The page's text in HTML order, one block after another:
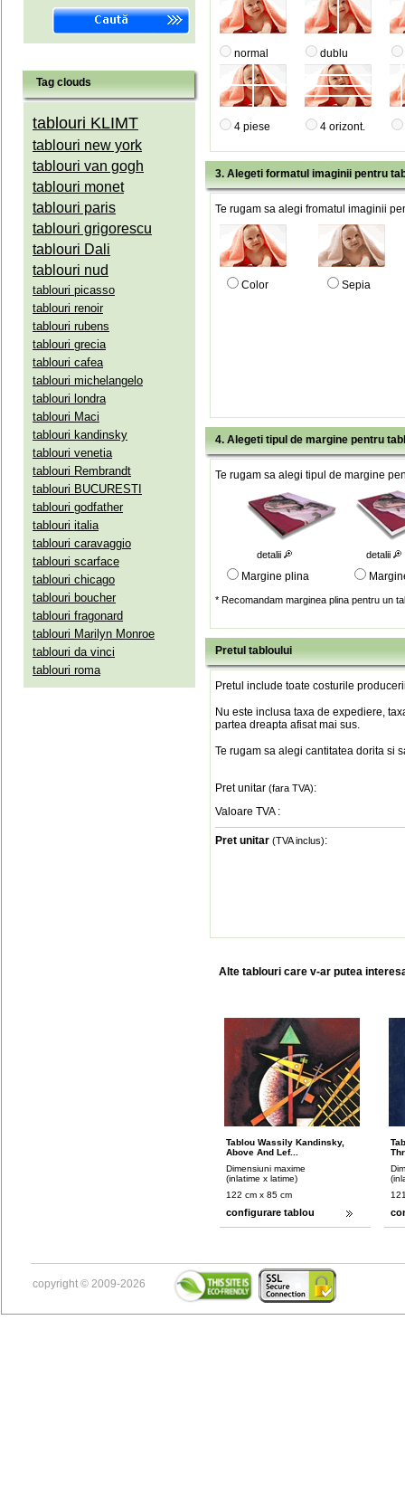
Tag clouds
tablouri KLIMT
tablouri new york
tablouri van gogh
tablouri monet
tablouri paris
tablouri grigorescu
tablouri Dali
tablouri nud
tablouri picasso
tablouri renoir
tablouri rubens
tablouri grecia
tablouri cafea
tablouri michelangelo
tablouri londra
tablouri Maci
tablouri kandinsky
tablouri venetia
tablouri Rembrandt
tablouri BUCURESTI
tablouri godfather
tablouri italia
tablouri caravaggio
tablouri scarface
tablouri chicago
tablouri boucher
tablouri fragonard
tablouri Marilyn Monroe
tablouri da vinci
tablouri roma
normal dublu
4 piese 4 orizont.
3. Alegeti formatul imaginii pentru
Te rugam sa alegi fromatul imaginii
Color Sepia
4. Alegeti tipul de margine pentru
Te rugam sa alegi tipul de margine
detalii detalii
Margine plina
* Recomandam marginea plina pentru un
Pretul tabloului
Pretul include toate costurile
Nu este inclusa taxa de expediere,
partea dreapta afisat mai sus.
Te rugam sa alegi cantitatea dorita si
Pret unitar (fara TVA):
Valoare TVA :
Pret unitar (TVA inclus):
Alte tablouri care v-ar putea
Tablou Wassily Kandinsky,
Above And Lef...
Dimensiuni maxime
(inlatime x latime)
122 cm x 85 cm
configurare tablou
copyright © 2009-2026